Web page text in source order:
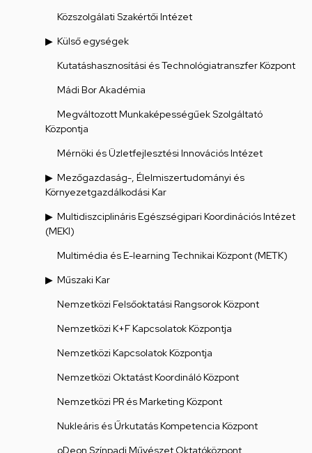
Közszolgálati Szakértői Intézet
Külső egységek
Kutatáshasznosítási és Technológiatranszfer Központ
Mádi Bor Akadémia
Megváltozott Munkaképességűek Szolgáltató
Központja
Mérnöki és Üzletfejlesztési Innovációs Intézet
Mezőgazdaság-, Élelmiszertudományi és
Környezetgazdálkodási Kar
Multidiszciplináris Egészségipari Koordinációs Intézet
(MEKI)
Multimédia és E-learning Technikai Központ (METK)
Műszaki Kar
Nemzetközi Felsőoktatási Rangsorok Központ
Nemzetközi K+F Kapcsolatok Központja
Nemzetközi Kapcsolatok Központja
Nemzetközi Oktatást Koordináló Központ
Nemzetközi PR és Marketing Központ
Nukleáris és Űrkutatás Kompetencia Központ
oDeon Színpadi Művészet Oktatóközpont